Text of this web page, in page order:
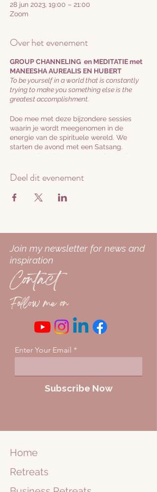
28 jun 2023, 19:00 – 21:00
Zoom
Over het evenement
GROUP CHANNELING en MEDITATIE met
MANEESHA AUREALIS EN HUBERT
To be yourself in a world that is constantly
trying to make you something else is the
greatest accomplishment.
Doe mee met deze bijzondere sessies
waarin je wordt meegenomen in de
energie van de spirituele wereld. We
starten de avond met een Satsang.
Satsang betekent een samenkomst in
channeled en jij ruimte hebt om je vragen
trainer te seinen dat je een vraag hebt. Al
je vragen zijn welkom. Op een avond
energie die er is.
Vaak is het zo dat anderen vragen stellen
die ook voor jou van belang zijn. Houd je
dan ook nooit in en schrijf de vragen die bij
je binnen komen op en deel ze. Soms zit
een avond vol bijzondere boodschappen
en soms is het nodig om meteen in de
meditatie te gaan en is er heling nodig en
bewustzijn.
Trance Meditatie
verhoogt naar een theta staat om via je
onderbewuste te reizen. Je ontvangt een
begeleide meditatie om in contact te
je je eigen gids, begeleider, overleden
boodschappen te ontvangen die op dat
mogelijk geven we mensen heling die het
Deel dit evenement
Join my newsletter for news and
inspiration
Contact
Follow me on
Enter Your Email
Subscribe Now
Home
Retreats